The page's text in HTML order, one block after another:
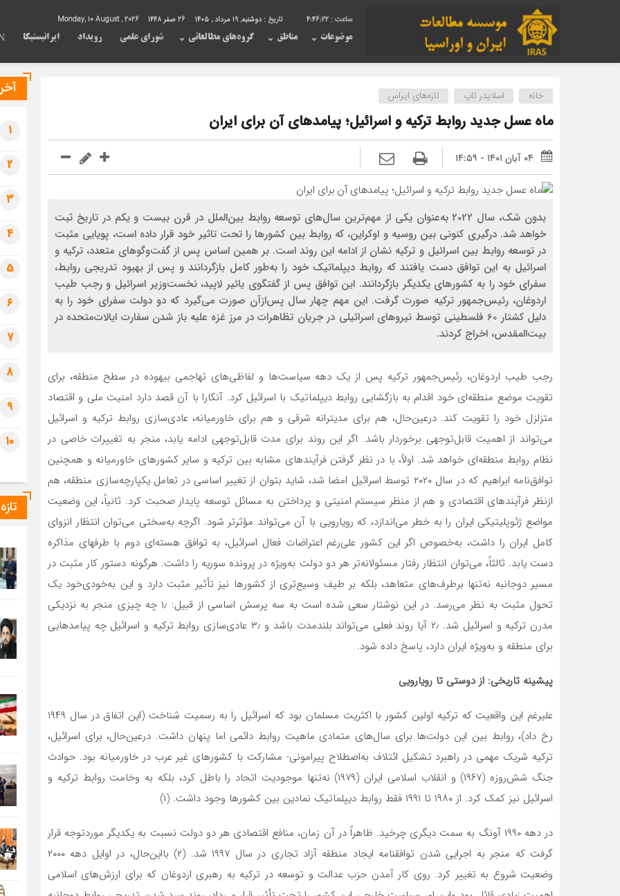
4:46:23 تاریخ : دوشنبه, ۱۹ مرداد , ۱۴۰۵ 26 صفر 1448
موضوعات مناطق گروه‌های مطالعاتی شورای علمی رویداد ایرانیستیکا
خانه اسلایدر تاپ تازه‌های ایراس
ماه عسل جدید روابط ترکیه و اسرائیل؛ پیامدهای آن برای ایران
۰۴ آبان ۱۴۰۱ - ۱۴:۵۹
بدون شک، سال 2022 به‌عنوان یکی از مهم‌ترین سال‌های توسعه روابط بین‌الملل در قرن بیست و یکم در تاریخ ثبت
خواهد شد. درگیری کنونی بین روسیه و اوکراین، که روابط بین کشورها را تحت تاثیر خود قرار داده است، پویایی مثبت
در توسعه روابط بین اسرائیل و ترکیه نشان از ادامه این روند است. بر همین اساس پس از گفت‌و‌گوهای متعدد، ترکیه و
اسرائیل به این توافق دست یافتند که روابط دیپلماتیک خود را به‌طور کامل بازگردانند و پس از بهبود تدریجی روابط،
سفرای خود را به کشورهای یکدیگر بازگردانند. این توافق پس از گفتگوی یائیر لاپید، نخست‌وزیر اسرائیل و رجب طیب
اردوغان، رئیس‌جمهور ترکیه صورت گرفت. این مهم چهار سال پس‌ازآن صورت می‌گیرد که دو دولت سفرای خود را به
دلیل کشتار 60 فلسطینی توسط نیروهای اسرائیلی در جریان تظاهرات در مرز غزه علیه باز شدن سفارت ایالات‌متحده در
بیت‌المقدس، اخراج کردند.
رجب طیب اردوغان، رئیس‌جمهور ترکیه پس از یک دهه سیاست‌ها و لفاظی‌های تهاجمی بیهوده در سطح منطقه، برای
تقویت موضع منطقه‌ای خود اقدام به بازگشایی روابط دیپلماتیک با اسرائیل کرد. آنکارا با آن قصد دارد امنیت ملی و اقتصاد
متزلزل خود را تقویت کند. درعین‌حال، هم برای مدیترانه شرقی و هم برای خاورمیانه، عادی‌سازی روابط ترکیه و اسرائیل
می‌تواند از اهمیت قابل‌توجهی برخوردار باشد. اگر این روند برای مدت قابل‌توجهی ادامه یابد، منجر به تغییرات خاصی در
نظام روابط منطقه‌ای خواهد شد. اولاً، با در نظر گرفتن فرآیندهای مشابه بین ترکیه و سایر کشورهای خاورمیانه و همچنین
توافق‌نامه ابراهیم که در سال ۲۰۲۰ توسط اسرائیل امضا شد، شاید بتوان از تغییر اساسی در تعامل یکپارچه‌سازی منطقه، هم
ازنظر فرآیندهای اقتصادی و هم از منظر سیستم امنیتی و پرداختن به مسائل توسعه پایدار صحبت کرد. ثانیاً، این وضعیت
مواضع ژئوپلیتیکی ایران را به خطر می‌اندازد، که رویارویی با آن می‌تواند مؤثرتر شود. اگرچه به‌سختی می‌توان انتظار انزوای
کامل ایران را داشت، به‌خصوص اگر این کشور علی‌رغم اعتراضات فعال اسرائیل، به توافق هسته‌ای دوم با طرفهای مذاکره
دست یابد. ثالثاً، می‌توان انتظار رفتار مسئولانه‌تر هر دو دولت به‌ویژه در پرونده سوریه را داشت. هرگونه دستور کار مثبت در
مسیر دوجانبه نه‌تنها برطرف‌های متعاهد، بلکه بر طیف وسیع‌تری از کشورها نیز تأثیر مثبت دارد و این به‌خودی‌خود یک
تحول مثبت به نظر می‌رسد. در این نوشتار سعی شده است به سه پرسش اساسی از قبیل: ۱٫ چه چیزی منجر به نزدیکی
مدرن ترکیه و اسرائیل شد. ۲٫ آیا روند فعلی می‌تواند بلندمدت باشد و ۳٫ عادی‌سازی روابط ترکیه و اسرائیل چه پیامدهایی
برای منطقه و به‌ویژه ایران دارد، پاسخ داده شود.
پیشینه تاریخی: از دوستی تا رویارویی
علیرغم این واقعیت که ترکیه اولین کشور با اکثریت مسلمان بود که اسرائیل را به رسمیت شناخت (این اتفاق در سال ۱۹۴۹
رخ داد)، روابط بین این دولت‌ها برای سال‌های متمادی ماهیت روابط دائمی اما پنهان داشت. درعین‌حال، برای اسرائیل،
ترکیه شریک مهمی در راهبرد تشکیل ائتلاف به‌اصطلاح پیرامونی- مشارکت با کشورهای غیر عرب در خاورمیانه بود. حوادث
جنگ شش‌روزه (۱۹۶۷) و انقلاب اسلامی ایران (۱۹۷۹) نه‌تنها موجودیت اتحاد را باطل کرد، بلکه به وخامت روابط ترکیه و
اسرائیل نیز کمک کرد. از ۱۹۸۰ تا ۱۹۹۱ فقط روابط دیپلماتیک نمادین بین کشورها وجود داشت. (۱)
در دهه ۱۹۹۰ آونگ به سمت دیگری چرخید. ظاهراً در آن زمان، منافع اقتصادی هر دو دولت نسبت به یکدیگر موردتوجه قرار
گرفت که منجر به اجرایی شدن توافقنامه ایجاد منطقه آزاد تجاری در سال ۱۹۹۷ شد. (۲) بااین‌حال، در اوایل دهه ۲۰۰۰
وضعیت شروع به تغییر کرد. روی کار آمدن حزب عدالت و توسعه در ترکیه به رهبری اردوغان که برای ارزش‌های اسلامی
1
2
3
4
5
6
7
8
9
10